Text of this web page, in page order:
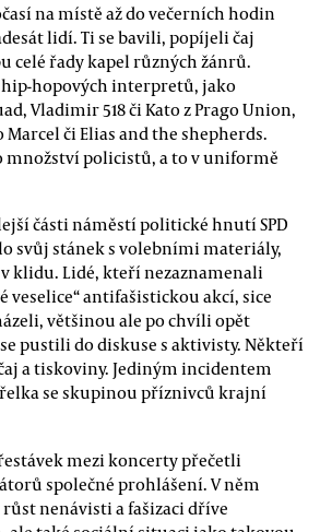
na místě až do večerních hodin
lidí. Ti se bavili, popíjeli čaj
celé řady kapel různých žánrů.
hopových interpretů, jako
Vladimir 518 či Kato z Prago Union,
či Elias and the shepherds.
množství policistů, a to v uniformě
části náměstí politické hnutí SPD
svůj stánek s volebními materiály,
klidu. Lidé, kteří nezaznamenali
veselice“ antifašistickou akcí, sice
většinou ale po chvíli opět
pustili do diskuse s aktivisty. Někteří
a tiskoviny. Jediným incidentem
se skupinou příznivců krajní
mezi koncerty přečetli
společné prohlášení. V něm
nenávisti a fašizaci dříve